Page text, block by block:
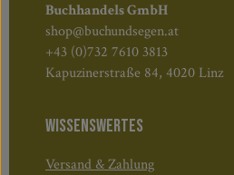
Buchhandels GmbH
shop@buchundsegen.at
+43 (0)732 7610 3813
Kapuzinerstraße 84, 4020 Linz
WISSENSWERTES
Versand & Zahlung